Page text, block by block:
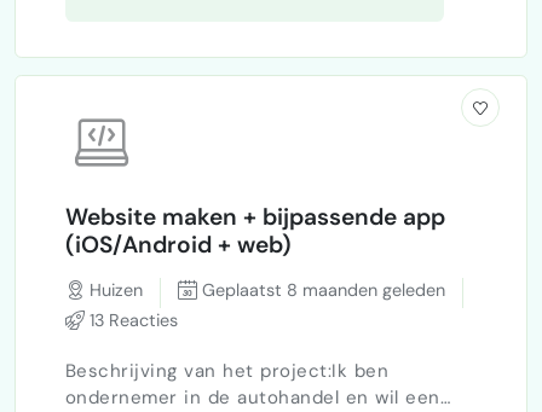
Website maken + bijpassende app
(iOS/Android + web)
Huizen
Geplaatst 8 maanden geleden
13 Reacties
Beschrijving van het project:Ik ben
ondernemer in de autohandel en wil een